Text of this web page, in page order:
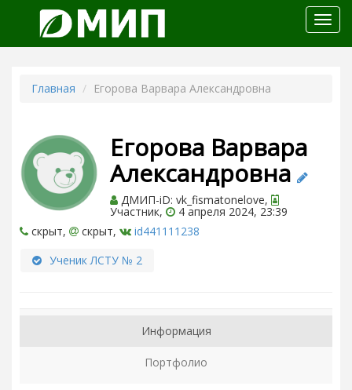
меню
Главная Егорова Варвара Александровна
Егорова Варвара
Александровна
ДМИП-iD: vk_fismatonelove,
Участник,
4 апреля 2024, 23:39
скрыт,
скрыт,
id441111238
Ученик ЛСТУ № 2
Информация
Портфолио